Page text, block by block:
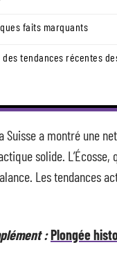
faits marquants
des tendances récentes
Suisse a montré une
solide.
Les tendances
:Plongée